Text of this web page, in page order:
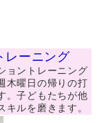
ーニング
ョントレーニング
木曜日の帰りの打
。子どもたちが他
ルを磨きます。